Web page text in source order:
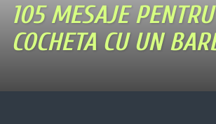
105 MESAJE
COCHETA CU UN